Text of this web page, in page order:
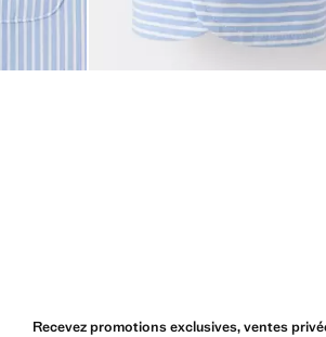
Recevez promotions exclusives, ventes